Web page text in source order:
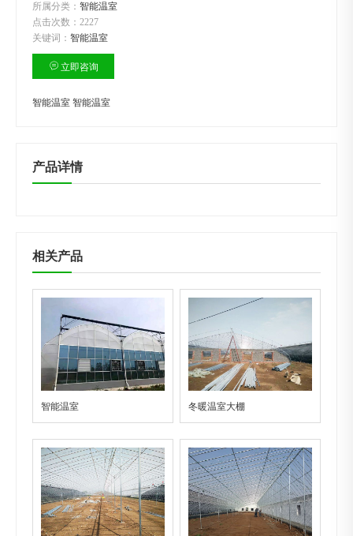
所属分类： 智能温室
点击次数： 2227
关键词： 智能温室
立即咨询
智能温室 智能温室
产品详情
相关产品
智能温室 冬暖温室大棚